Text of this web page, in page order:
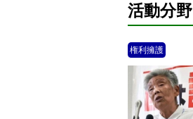
活動分野
権利擁護